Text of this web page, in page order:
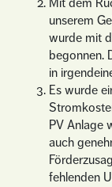
Mit dem
unserem
wurde mit
begonnen.
in
Es wurde
PV Anlage
auch
fehlenden